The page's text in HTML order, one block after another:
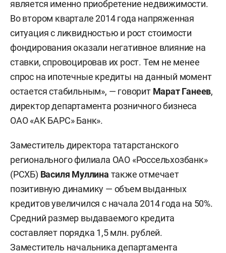
является именно приобретение недвижимости.
Во втором квартале 2014 года напряженная
ситуация с ликвидностью и рост стоимости
фондирования оказали негативное влияние на
ставки, спровоцировав их рост. Тем не менее
спрос на ипотечные кредиты на данный момент
остается стабильным», — говорит Марат Ганеев,
директор департамента розничного бизнеса
ОАО «АК БАРС» Банк».
Заместитель директора татарстанского
регионального филиала ОАО «Россельхозбанк»
(РСХБ) Василя Муллина также отмечает
позитивную динамику — объем выданных
кредитов увеличился с начала 2014 года на 50%.
Средний размер выдаваемого кредита
составляет порядка 1,5 млн. рублей.
Заместитель начальника департамента